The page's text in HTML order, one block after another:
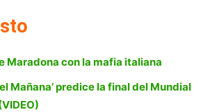
Maradona con la mafia italiana
Mañana’ predice la final del Mundial